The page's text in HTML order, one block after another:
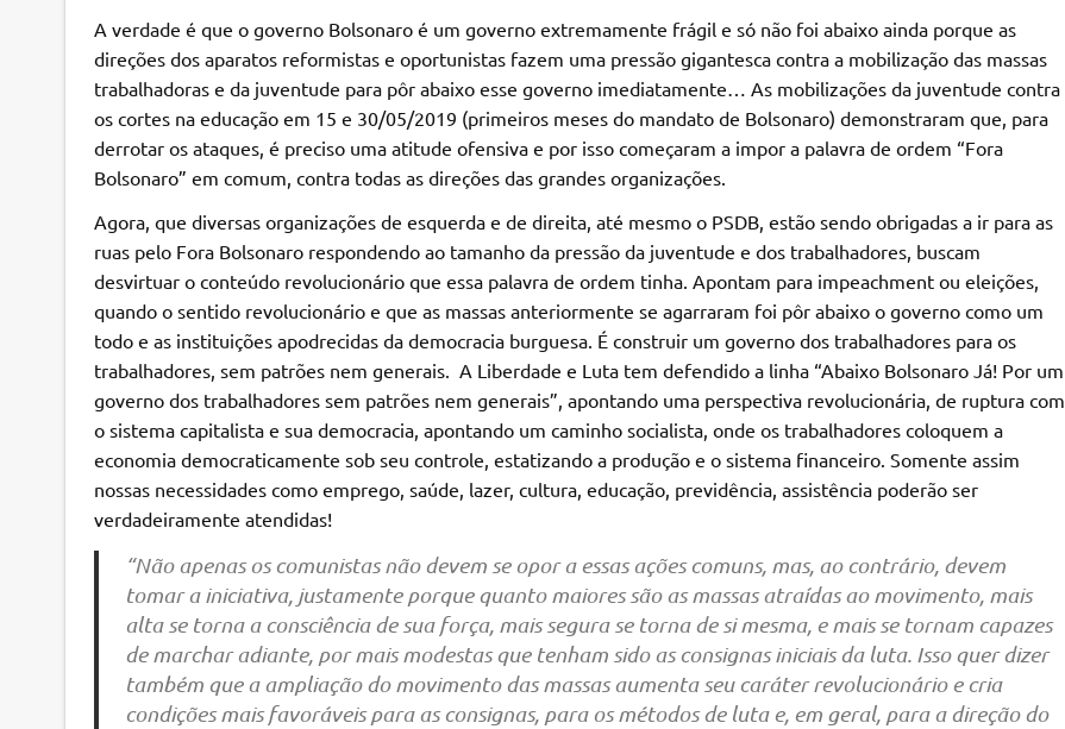
A verdade é que o governo Bolsonaro é um governo extremamente frágil e só não foi abaixo ainda porque as
direções dos aparatos reformistas e oportunistas fazem uma pressão gigantesca contra a mobilização das massas
trabalhadoras e da juventude para pôr abaixo esse governo imediatamente… As mobilizações da juventude contra
os cortes na educação em 15 e 30/05/2019 (primeiros meses do mandato de Bolsonaro) demonstraram que, para
derrotar os ataques, é preciso uma atitude ofensiva e por isso começaram a impor a palavra de ordem “Fora
Bolsonaro” em comum, contra todas as direções das grandes organizações.
Agora, que diversas organizações de esquerda e de direita, até mesmo o PSDB, estão sendo obrigadas a ir para as
ruas pelo Fora Bolsonaro respondendo ao tamanho da pressão da juventude e dos trabalhadores, buscam
desvirtuar o conteúdo revolucionário que essa palavra de ordem tinha. Apontam para impeachment ou eleições,
quando o sentido revolucionário e que as massas anteriormente se agarraram foi pôr abaixo o governo como um
todo e as instituições apodrecidas da democracia burguesa. É construir um governo dos trabalhadores para os
trabalhadores, sem patrões nem generais. A Liberdade e Luta tem defendido a linha “Abaixo Bolsonaro Já! Por um
governo dos trabalhadores sem patrões nem generais”, apontando uma perspectiva revolucionária, de ruptura com
o sistema capitalista e sua democracia, apontando um caminho socialista, onde os trabalhadores coloquem a
economia democraticamente sob seu controle, estatizando a produção e o sistema financeiro. Somente assim
nossas necessidades como emprego, saúde, lazer, cultura, educação, previdência, assistência poderão ser
verdadeiramente atendidas!
“Não apenas os comunistas não devem se opor a essas ações comuns, mas, ao contrário, devem
tomar a iniciativa, justamente porque quanto maiores são as massas atraídas ao movimento, mais
alta se torna a consciência de sua força, mais segura se torna de si mesma, e mais se tornam capazes
de marchar adiante, por mais modestas que tenham sido as consignas iniciais da luta. Isso quer dizer
também que a ampliação do movimento das massas aumenta seu caráter revolucionário e cria
condições mais favoráveis para as consignas, para os métodos de luta e, em geral, para a direção do